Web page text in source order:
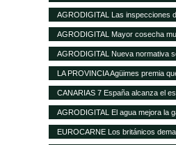
16 de enero de 2013
AGRODIGITAL Las inspecciones
seguridad alimentaria y bienestar
AGRODIGITAL Mayor cosecha
AGRODIGITAL Nueva normativa
cabritos
LA PROVINCIA Agüimes premia
Valsequillo en la cata insular
CANARIAS 7 España alcanza el
la lengua azul
AGRODIGITAL El agua mejora la
terneros
EUROCARNE Los británicos